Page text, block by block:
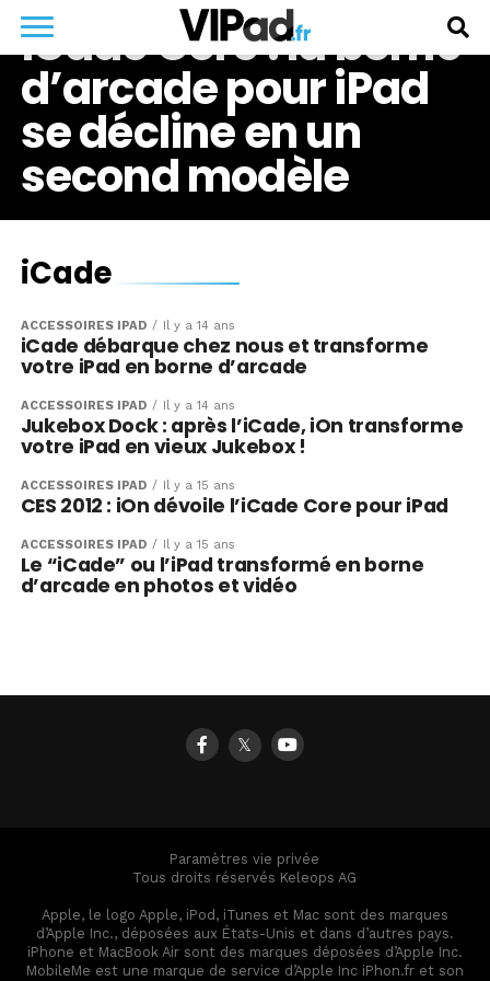
iCade Core : la borne
d’arcade pour iPad
se décline en un
second modèle
iCade
ACCESSOIRES IPAD Il y a 14 ans
iCade débarque chez nous et transforme
votre iPad en borne d’arcade
ACCESSOIRES IPAD Il y a 14 ans
Jukebox Dock : après l’iCade, iOn transforme
votre iPad en vieux Jukebox !
ACCESSOIRES IPAD Il y a 15 ans
CES 2012 : iOn dévoile l’iCade Core pour iPad
ACCESSOIRES IPAD Il y a 15 ans
Le “iCade” ou l’iPad transformé en borne
d’arcade en photos et vidéo
𝕏
Paramètres vie privée
Tous droits réservés Keleops AG
Apple, le logo Apple, iPod, iTunes et Mac sont des marques
d’Apple Inc., déposées aux États-Unis et dans d’autres pays.
iPhone et MacBook Air sont des marques déposées d’Apple Inc.
MobileMe est une marque de service d’Apple Inc iPhon.fr et son